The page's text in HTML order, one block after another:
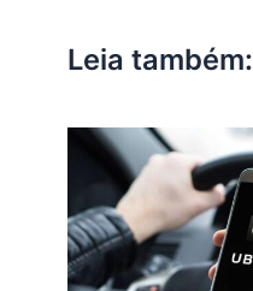
p
p
o
o
k
Leia também: